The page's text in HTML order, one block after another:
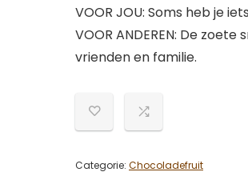
VOOR JOU: Soms heb je
VOOR ANDEREN: De
vrienden en familie.
Categorie: Chocoladefruit